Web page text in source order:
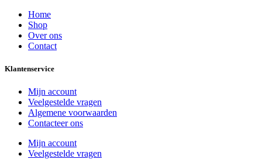
Home
Shop
Over ons
Contact
Klantenservice
Mijn account
Veelgestelde vragen
Algemene voorwaarden
Contacteer ons
Mijn account
Veelgestelde vragen